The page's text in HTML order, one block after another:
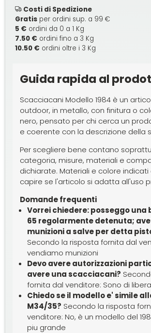
Costi di Spedizione
Gratis per ordini sup. a 99 €
5 € ordini da 0 a 1 Kg
7.50 € ordini fino a 3 Kg
10.50 € ordini oltre i 3 Kg
Guida rapida al
Scacciacani Modello 1984 è un
outdoor, in metallo, con finitura o
nero, pensato per chi cerca un
e coerente con la descrizione della
Per scegliere bene contano
categoria, misure, materiali e
dichiarate. Materiali e colore
capire se l'articolo si adatta all'uso
Domande frequenti
Vorrei chiedere: posseggo una
65 regolarmente detenuta;
munizioni a salve per detta
Secondo la risposta fornita dal
vendiamo munizioni
Devo avere autorizzazioni
avere una scacciacani?
fornita dal venditore: Sono di
Chiedo se il modello e' simile
M34/35? Secondo la risposta
venditore: No, è un modello del
piu grande